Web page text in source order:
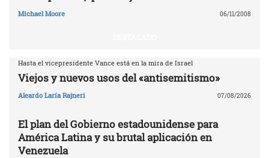
Michael Moore 06/11/2008
Hasta el vicepresidente Vance está en la mira de Israel
Viejos y nuevos usos del «antisemitismo»
Aleardo Laría Rajneri 07/08/2026
El plan del Gobierno estadounidense para
América Latina y su brutal aplicación en
Venezuela